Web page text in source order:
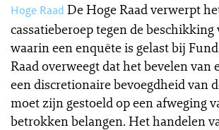
Hoge Raad De Hoge Raad verwerpt
cassatieberoep tegen de beschikking
waarin een enquête is gelast bij
Raad overweegt dat het bevelen van
een discretionaire bevoegdheid van
moet zijn gestoeld op een afweging
betrokken belangen. Het handelen